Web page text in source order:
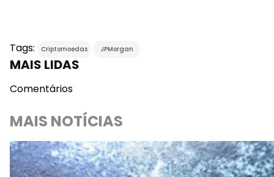
Tags: Criptomoedas JPMorgan
MAIS LIDAS
Comentários
MAIS NOTÍCIAS